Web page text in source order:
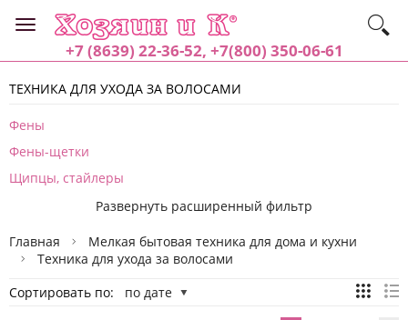
+7 (8639) 22-36-52, +7(800) 350-06-61
ТЕХНИКА ДЛЯ УХОДА ЗА ВОЛОСАМИ
Фены
Фены-щетки
Щипцы, стайлеры
Развернуть расширенный фильтр
Главная
Мелкая бытовая техника для дома и кухни
Техника для ухода за волосами
Сортировать по: по дате